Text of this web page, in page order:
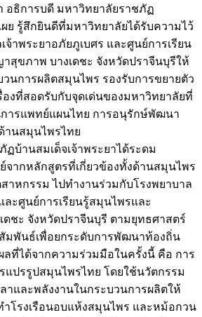
อธิการบดี มหาวิทยาลัยราชภัฏ
ผย รู้สึกยินดีที่มหาวิทยาลัยได้รับความไว้
จ้าพระยาอภัยภูเบศร และศูนย์การเรียน
ขภาพ บางเดชะ จังหวัดปราจีนบุรีให้
นการผลิตสมุนไพร รองรับการขยายตัว
องที่สอดรับกับจุดเด่นของมหาวิทยาลัยที่
ารแพทย์แผนไทย การอนุรักษ์พัฒนา
นสมุนไพรไทย
บ้านสมเด็จเจ้าพระยาได้ระดม
ากหลักสูตรที่เกี่ยวข้องทั้งด้านสมุนไพร
าหกรรม ไปทำงานร่วมกับโรงพยาบาล
ละศูนย์การเรียนรู้สมุนไพรและ
ชะ จังหวัดปราจีนบุรี ตามยุทธศาสตร์
มพันธ์เพื่อยกระดับการพัฒนาท้องถิ่น
ลที่ได้จากความร่วมมือในครั้งนี้ คือ การ
ปรรูปสมุนไพรไทย โดยใช้นวัตกรรม
าและพลังงานในกระบวนการผลิตให้
ำโรงเรือนอบแห้งสมุนไพร และหม้อกวน